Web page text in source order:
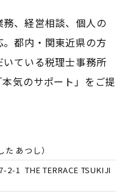
、経営相談、個人の
都内・関東近県の方
ている税理士事務所
気のサポート」をご提
た あつし）
2-1 THE TERRACE TSUKIJI